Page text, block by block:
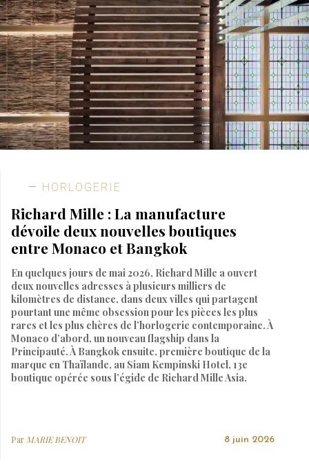
HORLOGERIE
Richard Mille : La manufacture
dévoile deux nouvelles boutiques
entre Monaco et Bangkok
En quelques jours de mai 2026, Richard Mille a ouvert
deux nouvelles adresses à plusieurs milliers de
kilomètres de distance, dans deux villes qui partagent
pourtant une même obsession pour les pièces les plus
rares et les plus chères de l’horlogerie contemporaine. À
Monaco d’abord, un nouveau flagship dans la
Principauté. À Bangkok ensuite, première boutique de la
marque en Thaïlande, au Siam Kempinski Hotel, 13e
boutique opérée sous l’égide de Richard Mille Asia.
Par MARIE BENOIT 8 juin 2026